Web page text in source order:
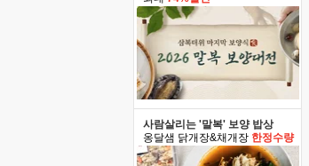
사람살리는 '말복' 보양 밥상
옹달샘 닭개장&채개장 한정수량